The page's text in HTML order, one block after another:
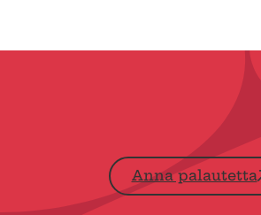
Anna palautetta